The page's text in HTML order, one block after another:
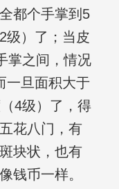
都个手掌到5
级）了；当皮
掌之间，情况
一旦面积大于
4级）了，得
花八门，有
块状，也有
钱币一样。